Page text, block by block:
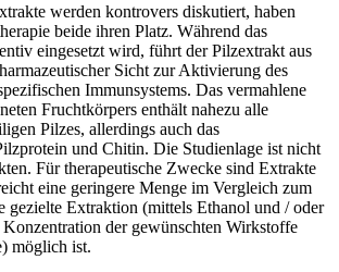
werden kontrovers diskutiert, haben
beide ihren Platz. Während das
eingesetzt wird, führt der Pilzextrakt aus
Sicht zur Aktivierung des
Immunsystems. Das vermahlene
Fruchtkörpers enthält nahezu alle
Pilzes, allerdings auch das
und Chitin. Die Studienlage ist nicht
Für therapeutische Zwecke sind Extrakte
eine geringere Menge im Vergleich zum
gezielte Extraktion (mittels Ethanol und / oder
Konzentration der gewünschten Wirkstoffe
möglich ist.